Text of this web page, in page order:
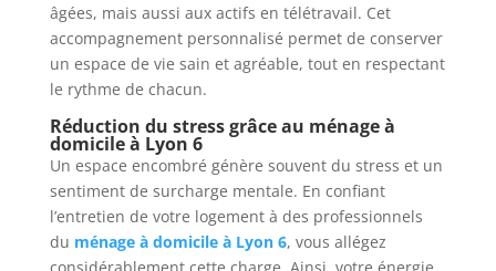
âgées, mais aussi aux actifs en télétravail. Cet
accompagnement personnalisé permet de conserver
un espace de vie sain et agréable, tout en respectant
le rythme de chacun.
Réduction du stress grâce au ménage à
domicile à Lyon 6
Un espace encombré génère souvent du stress et un
sentiment de surcharge mentale. En confiant
l’entretien de votre logement à des professionnels
du ménage à domicile à Lyon 6, vous allégez